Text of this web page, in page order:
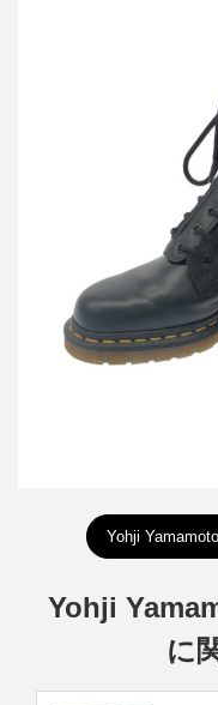
ヨウジヤマモト×ドクタ
Yohji
Yohji
に